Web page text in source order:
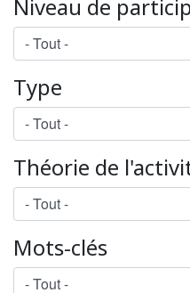
Niveau de
Type
Théorie de
Mots-clés